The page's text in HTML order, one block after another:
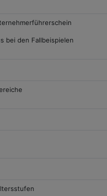
bei den Fallbeispielen